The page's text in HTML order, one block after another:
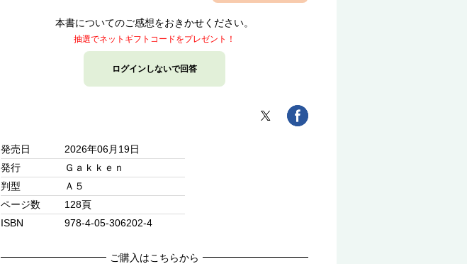
本書についてのご感想をおきかせください。
抽選でネットギフトコードをプレゼント！
ログインしないで回答
発売日
2026年06月19日
発行
Ｇａｋｋｅｎ
判型
Ａ５
ページ数
128頁
ISBN
978-4-05-306202-4
ご購入はこちらから